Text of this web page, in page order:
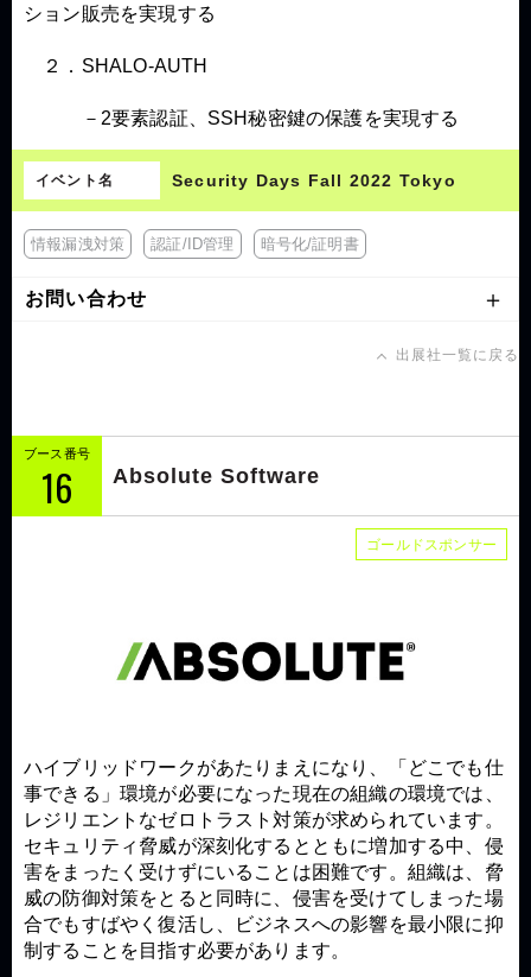
ション販売を実現する
２．SHALO-AUTH
－2要素認証、SSH秘密鍵の保護を実現する
イベント名 Security Days Fall 2022 Tokyo
情報漏洩対策 認証/ID管理 暗号化/証明書
お問い合わせ
出展社一覧に戻る
ブース番号
16 Absolute Software
ゴールドスポンサー
ハイブリッドワークがあたりまえになり、「どこでも仕
事できる」環境が必要になった現在の組織の環境では、
レジリエントなゼロトラスト対策が求められています。
セキュリティ脅威が深刻化するとともに増加する中、侵
害をまったく受けずにいることは困難です。組織は、脅
威の防御対策をとると同時に、侵害を受けてしまった場
合でもすばやく復活し、ビジネスへの影響を最小限に抑
制することを目指す必要があります。